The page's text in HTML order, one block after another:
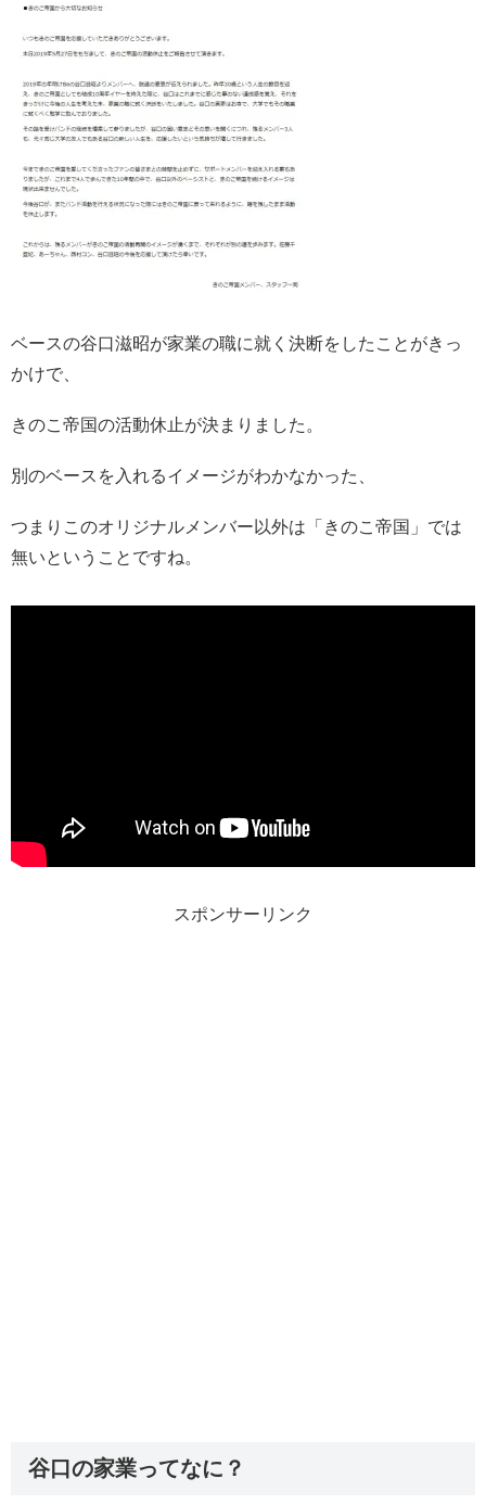
ベースの谷口滋昭が家業の職に就く決断をしたことがきっ
かけで、
きのこ帝国の活動休止が決まりました。
別のベースを入れるイメージがわかなかった、
つまりこのオリジナルメンバー以外は「きのこ帝国」では
無いということですね。
スポンサーリンク
谷口の家業ってなに？